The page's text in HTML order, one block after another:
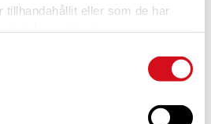
tillhandahållit eller som de har
medlem idag.